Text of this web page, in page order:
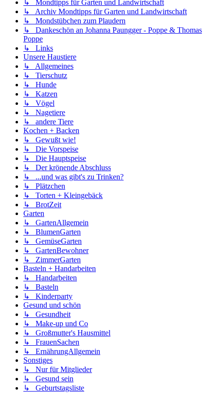
↳ Mondtipps für Garten und Landwirtschaft
↳ Archiv Mondtipps für Garten und Landwirtschaft
↳ Mondstübchen zum Plaudern
↳ Dankeschön an Johanna Paungger - Poppe & Thomas
Poppe
↳ Links
Unsere Haustiere
↳ Allgemeines
↳ Tierschutz
↳ Hunde
↳ Katzen
↳ Vögel
↳ Nagetiere
↳ andere Tiere
Kochen + Backen
↳ Gewußt wie!
↳ Die Vorspeise
↳ Die Hauptspeise
↳ Der krönende Abschluss
↳ ...und was gibt's zu Trinken?
↳ Plätzchen
↳ Torten + Kleingebäck
↳ BrotZeit
Garten
↳ GartenAllgemein
↳ BlumenGarten
↳ GemüseGarten
↳ GartenBewohner
↳ ZimmerGarten
Basteln + Handarbeiten
↳ Handarbeiten
↳ Basteln
↳ Kinderparty
Gesund und schön
↳ Gesundheit
↳ Make-up und Co
↳ Großmutter's Hausmittel
↳ FrauenSachen
↳ ErnährungAllgemein
Sonstiges
↳ Nur für Mitglieder
↳ Gesund sein
↳ Geburtstagsliste